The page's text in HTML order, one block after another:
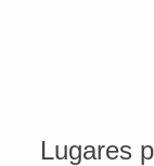
Lugares